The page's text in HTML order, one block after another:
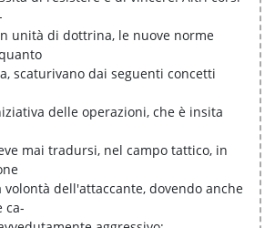
unità di dottrina, le nuove norme
scaturivano dai seguenti concetti
delle operazioni, che è insita
mai tradursi, nel campo tattico, in
dell'attaccante, dovendo anche
ca-